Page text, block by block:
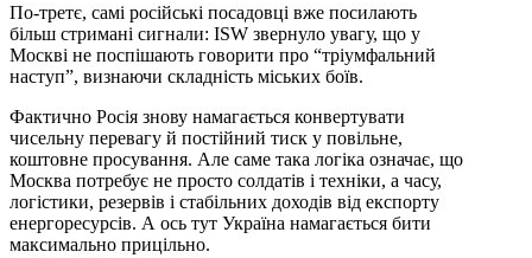
По-третє, самі російські посадовці вже посилають
більш стримані сигнали: ISW звернуло увагу, що у
Москві не поспішають говорити про “тріумфальний
наступ”, визнаючи складність міських боїв.
Фактично Росія знову намагається конвертувати
чисельну перевагу й постійний тиск у повільне,
коштовне просування. Але саме така логіка означає, що
Москва потребує не просто солдатів і техніки, а часу,
логістики, резервів і стабільних доходів від експорту
енергоресурсів. А ось тут Україна намагається бити
максимально прицільно.